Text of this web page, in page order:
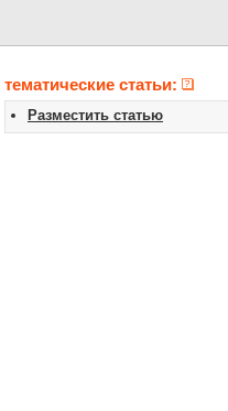
тематические статьи:
Разместить статью